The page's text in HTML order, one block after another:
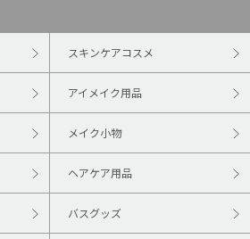
スキンケアコスメ
アイメイク用品
メイク小物
ヘアケア用品
バスグッズ